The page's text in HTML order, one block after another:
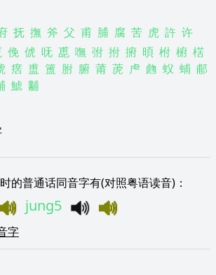
抚 撫 斧 父 甫 脯 腐 苦 虎 許 许
俛 俿 呒 喸 嘸 弣 拊 捬 暊 柎 椨 楛
瘔 盙 簠 胕 腑 莆 萀 虍 虝 蚥 蜅 郙
鯱 黼
时的普通话同音字有(对照粤语读音)：
jung5
字